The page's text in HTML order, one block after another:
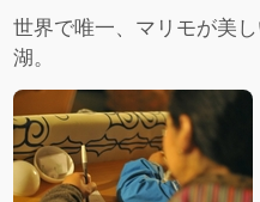
世界で唯一、マリモが美
湖。